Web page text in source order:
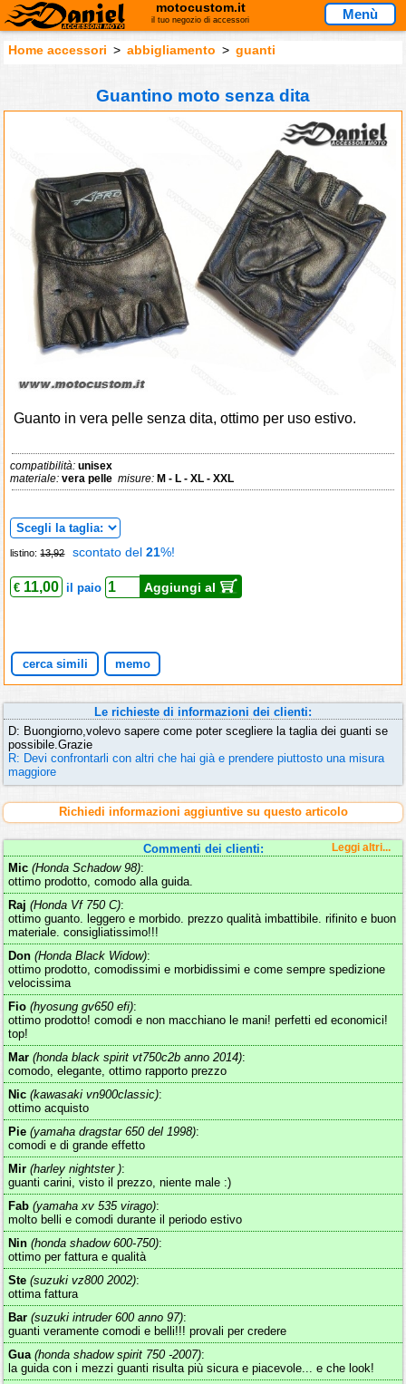
motocustom.it
il tuo negozio di accessori Menù
Home accessori > abbigliamento > guanti
Guantino moto senza dita
Guanto in vera pelle senza dita, ottimo per uso estivo.
compatibilità:unisex
materiale:vera pelle misure: M - L - XL - XXL
listino:13,92 scontato del21%!
€ 11,00 il paio Aggiungi al
cerca simili memo
Le richieste di informazioni dei clienti:
D: Buongiorno,volevo sapere come poter scegliere la taglia dei guanti se
possibile.Grazie
R: Devi confrontarli con altri che hai già e prendere piuttosto una misura
maggiore
Richiedi informazioni aggiuntive su questo articolo
Commenti dei clienti: Leggi altri...
Mic (Honda Schadow 98):
ottimo prodotto, comodo alla guida.
Raj (Honda Vf 750 C):
ottimo guanto. leggero e morbido. prezzo qualità imbattibile. rifinito e buon
materiale. consigliatissimo!!!
Don (Honda Black Widow):
ottimo prodotto, comodissimi e morbidissimi e come sempre spedizione
velocissima
Fio (hyosung gv650 efi):
ottimo prodotto! comodi e non macchiano le mani! perfetti ed economici!
top!
Mar (honda black spirit vt750c2b anno 2014):
comodo, elegante, ottimo rapporto prezzo
Nic (kawasaki vn900classic):
ottimo acquisto
Pie (yamaha dragstar 650 del 1998):
comodi e di grande effetto
Mir (harley nightster ):
guanti carini, visto il prezzo, niente male :)
Fab (yamaha xv 535 virago):
molto belli e comodi durante il periodo estivo
Nin (honda shadow 600-750):
ottimo per fattura e qualità
Ste (suzuki vz800 2002):
ottima fattura
Bar (suzuki intruder 600 anno 97):
guanti veramente comodi e belli!!! provali per credere
Gua (honda shadow spirit 750 -2007):
la guida con i mezzi guanti risulta più sicura e piacevole... e che look!